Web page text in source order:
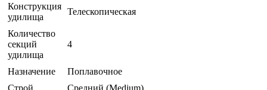
Конструкция
удилища
Телескопическая
Количество
секций
удилища
4
Назначение
Поплавочное
Строй
Средний (Medium)